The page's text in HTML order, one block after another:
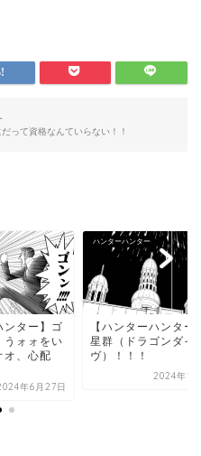
って資格なんていらない！！
ンター】ゴ
うォォをい
オ、心配
年6月27日
ハンターハンター
【ハンターハンター
星群（ドラゴンダイ
ヴ）！！！
2024年1